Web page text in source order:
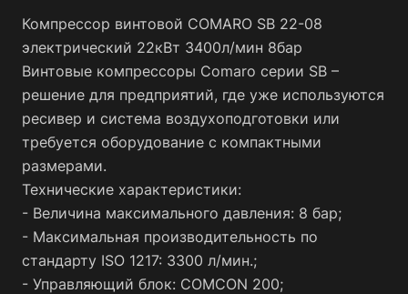
Комплектация:
- Винтовой компрессор;
- Блок управления;
Компрессор винтовой COMARO SB 22-08
электрический 22кВт 3400л/мин 8бар
Винтовые компрессоры Comaro серии SB –
решение для предприятий, где уже используются
ресивер и система воздухоподготовки или
требуется оборудование с компактными
размерами.
Технические характеристики:
- Величина максимального давления: 8 бар;
- Максимальная производительность по
стандарту ISO 1217: 3300 л/мин.;
- Управляющий блок: COMCON 200;